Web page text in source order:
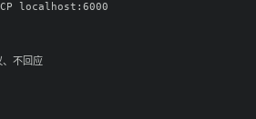
localhost:6000
不回应